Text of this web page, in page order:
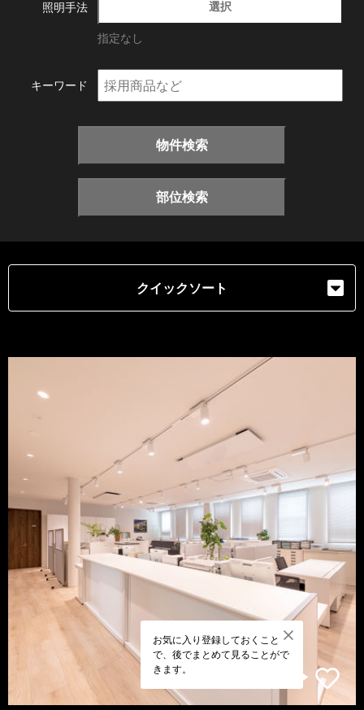
照明手法 選択
指定なし
キーワード
物件検索
部位検索
クイックソート
お気に入り登録しておくこと
で、後でまとめて見ることがで
きます。